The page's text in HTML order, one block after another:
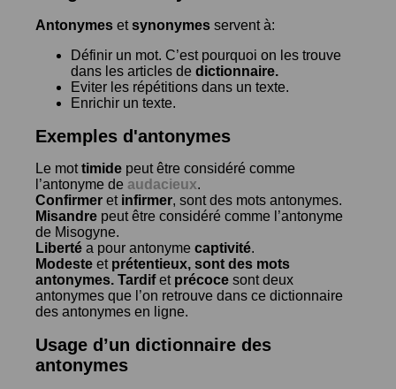
Antonymes etsynonymes servent à:
Définir un mot. C’est pourquoi on les trouve
dans les articles de dictionnaire.
Eviter les répétitions dans un texte.
Enrichir un texte.
Exemples d'antonymes
Le mottimide peut être considéré comme
l’antonyme de audacieux.
Confirmer et infirmer, sont des mots antonymes.
Misandre peut être considéré comme l’antonyme
de Misogyne.
Liberté a pour antonyme captivité.
Modeste et prétentieux, sont des mots
antonymes. Tardifet précoce sont deux
antonymes que l’on retrouve dans ce dictionnaire
des antonymes en ligne.
Usage d’un dictionnaire des
antonymes